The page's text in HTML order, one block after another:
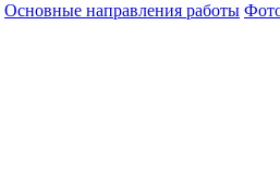
Основные направления работы